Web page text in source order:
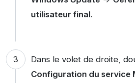
utilisateur final.
Dans le volet de droite,
Configuration du service